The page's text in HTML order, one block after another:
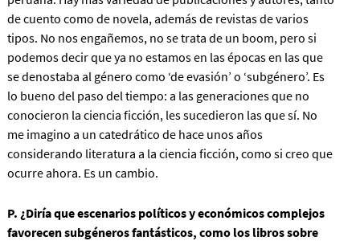
de cuento como de novela, además de revistas de varios
tipos. No nos engañemos, no se trata de un boom, pero si
podemos decir que ya no estamos en las épocas en las que
se denostaba al género como ‘de evasión’ o ‘subgénero’. Es
lo bueno del paso del tiempo: a las generaciones que no
conocieron la ciencia ficción, les sucedieron las que sí. No
me imagino a un catedrático de hace unos años
considerando literatura a la ciencia ficción, como si creo que
ocurre ahora. Es un cambio.
P. ¿Diría que escenarios políticos y económicos complejos
favorecen subgéneros fantásticos, como los libros sobre